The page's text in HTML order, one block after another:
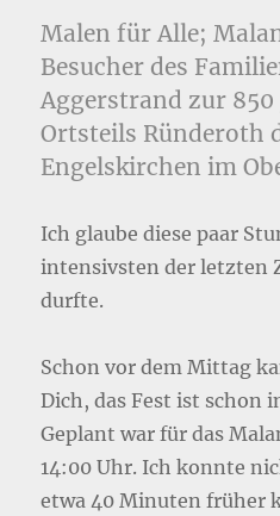
Malen für Alle;
Besucher des
Aggerstrand zur 850
Ortsteils Ründeroth
Engelskirchen im
Ich glaube diese paar
intensivsten der letzten
durfte.
Schon vor dem Mittag
Dich, das Fest ist schon
Geplant war für das
14:00 Uhr. Ich konnte
etwa 40 Minuten früher